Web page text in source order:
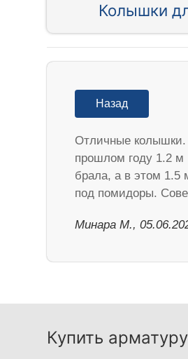
Колышки
Назад
Отличные
прошлом году 1.2 м
брала, а в этом 1.5
под помидоры.
Минара М.,
Купить арматуру